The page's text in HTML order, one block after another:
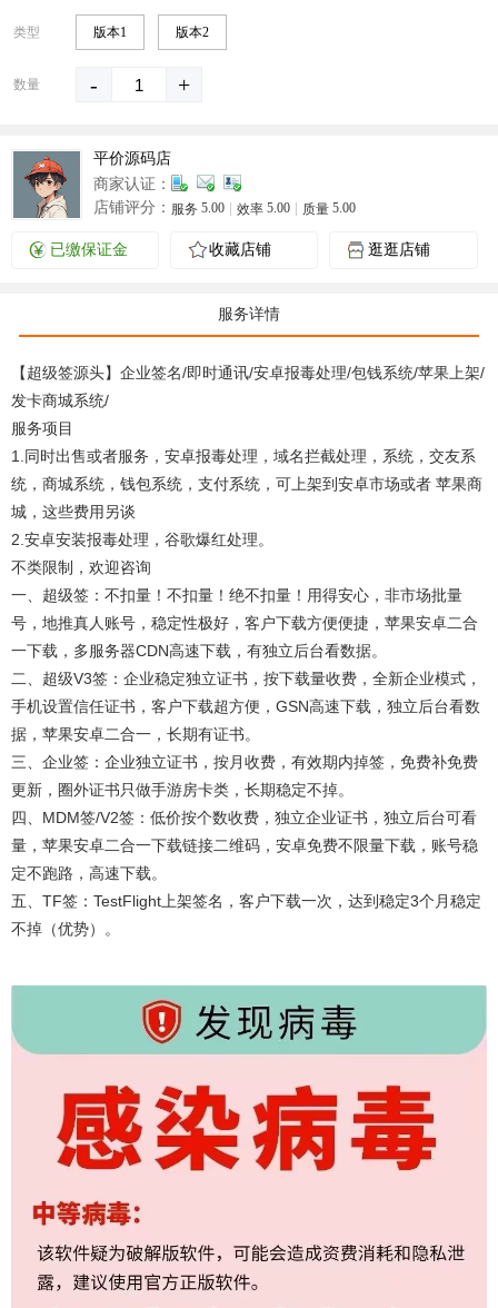
类型 版本1 版本2
数量 - +
平价源码店
商家认证：
店铺评分： 服务 5.00 效率 5.00 质量 5.00
已缴保证金 收藏店铺 逛逛店铺
服务详情
【超级签源头】企业签名/即时通讯/安卓报毒处理/包钱系统/苹果上架/
发卡商城系统/
服务项目
1.同时出售或者服务，安卓报毒处理，域名拦截处理，系统，交友系
统，商城系统，钱包系统，支付系统，可上架到安卓市场或者 苹果商
城，这些费用另谈
2.安卓安装报毒处理，谷歌爆红处理。
不类限制，欢迎咨询
一、超级签：不扣量！不扣量！绝不扣量！用得安心，非市场批量
号，地推真人账号，稳定性极好，客户下载方便便捷，苹果安卓二合
一下载，多服务器CDN高速下载，有独立后台看数据。
二、超级V3签：企业稳定独立证书，按下载量收费，全新企业模式，
手机设置信任证书，客户下载超方便，GSN高速下载，独立后台看数
据，苹果安卓二合一，长期有证书。
三、企业签：企业独立证书，按月收费，有效期内掉签，免费补免费
更新，圈外证书只做手游房卡类，长期稳定不掉。
四、MDM签/V2签：低价按个数收费，独立企业证书，独立后台可看
量，苹果安卓二合一下载链接二维码，安卓免费不限量下载，账号稳
定不跑路，高速下载。
五、TF签：TestFlight上架签名，客户下载一次，达到稳定3个月稳定
不掉（优势）。